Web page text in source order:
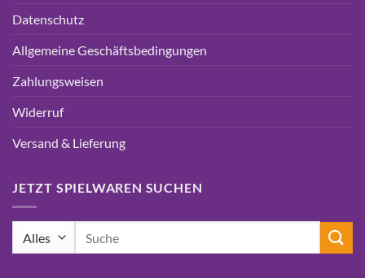
Datenschutz
Allgemeine Geschäftsbedingungen
Zahlungsweisen
Widerruf
Versand & Lieferung
JETZT SPIELWAREN SUCHEN